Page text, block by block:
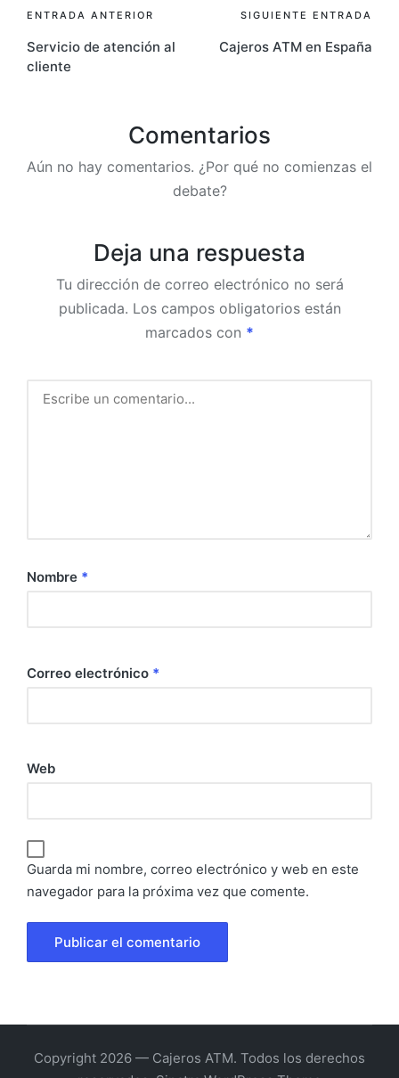
Navegación
de
ENTRADA ANTERIOR
Servicio de atención al
cliente
SIGUIENTE ENTRADA
Cajeros ATM en España
Comentarios
Aún no hay comentarios. ¿Por qué no comienzas el
debate?
Deja una respuesta
Tu dirección de correo electrónico no será
publicada. Los campos obligatorios están
marcados con *
Nombre *
Correo electrónico *
Web
Guarda mi nombre, correo electrónico y web en este
navegador para la próxima vez que comente.
Copyright 2026 — Cajeros ATM. Todos los derechos